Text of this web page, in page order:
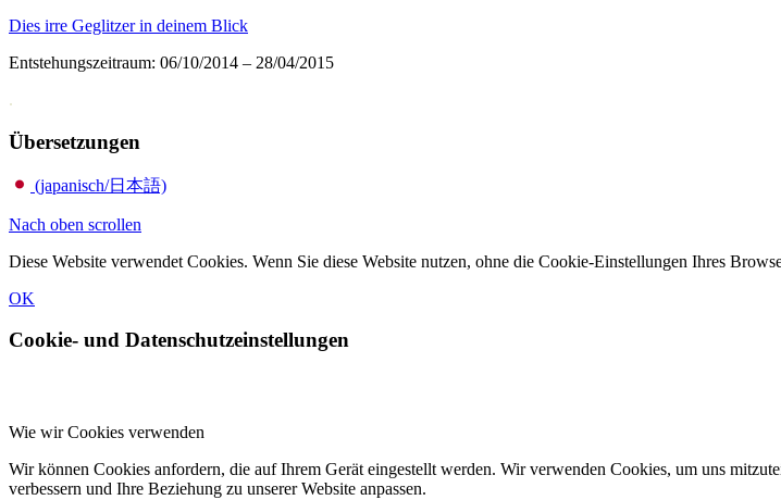
Dies irre Geglitzer in deinem Blick
Entstehungszeitraum: 06/10/2014 – 28/04/2015
.
Übersetzungen
(japanisch/日本語)
Nach oben scrollen
Diese Website verwendet Cookies. Wenn Sie diese Website nutzen, ohne die Cookie-Einstellungen Ihres
OK
Cookie- und Datenschutzeinstellungen
Wie wir Cookies verwenden
Wir können Cookies anfordern, die auf Ihrem Gerät eingestellt werden. Wir verwenden Cookies, um uns
verbessern und Ihre Beziehung zu unserer Website anpassen.